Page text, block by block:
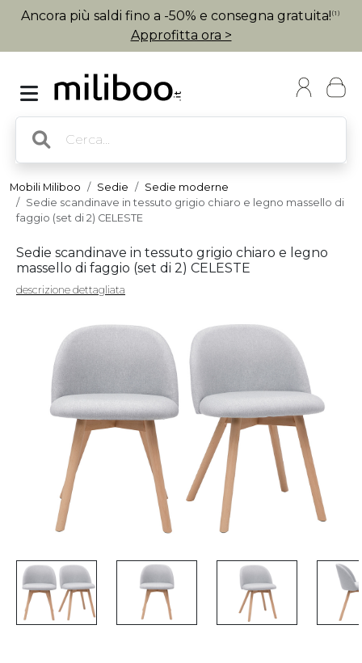
Ancora più saldi fino a -50% e consegna gratuita! (1)
Approfitta ora >
Mobili Miliboo Sedie
Sedie moderne
Sedie scandinave in tessuto grigio chiaro e legno massello di
faggio (set di 2) CELESTE
Sedie scandinave in tessuto grigio chiaro e legno
massello di faggio (set di 2) CELESTE
descrizione dettagliata